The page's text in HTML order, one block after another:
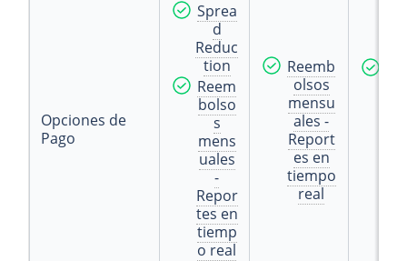
Opciones de
Pago
Sprea
d
Reduc
tion
Reem
bolso
s
mens
uales
-
Repor
tes en
tiemp
o real
Reemb
olsos
mensu
ales -
Report
es en
tiempo
real